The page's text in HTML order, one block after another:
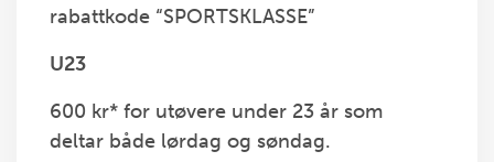
rabattkode “SPORTSKLASSE”
U23
600 kr* for utøvere under 23 år som
deltar både lørdag og søndag.